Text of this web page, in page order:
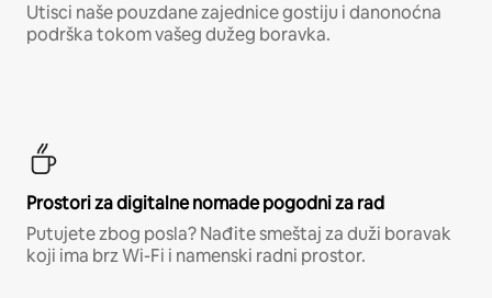
Utisci naše pouzdane zajednice gostiju i danonoćna
podrška tokom vašeg dužeg boravka.
Prostori za digitalne nomade pogodni za rad
Putujete zbog posla? Nađite smeštaj za duži boravak
koji ima brz Wi-Fi i namenski radni prostor.